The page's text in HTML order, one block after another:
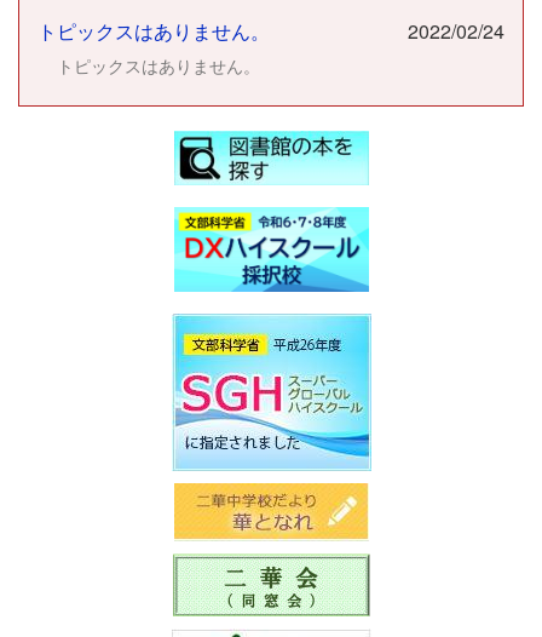
トピックスはありません。 2022/02/24
トピックスはありません。